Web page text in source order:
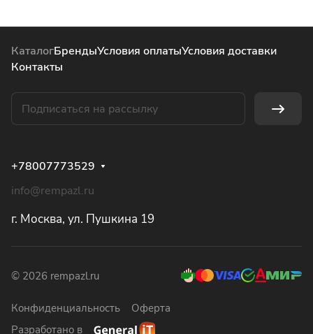
КаталогБрендыУсловия оплатыУсловия доставки
Контакты
+78007773529
info@rempazl.ru
г. Москва, ул. Пушкина 19
© 2026 rempazl.ru
Конфиденциальность
Оферта
Разработано в